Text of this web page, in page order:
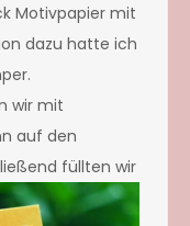
Motivpapier mit
dazu hatte ich
wir mit
auf den
füllten wir